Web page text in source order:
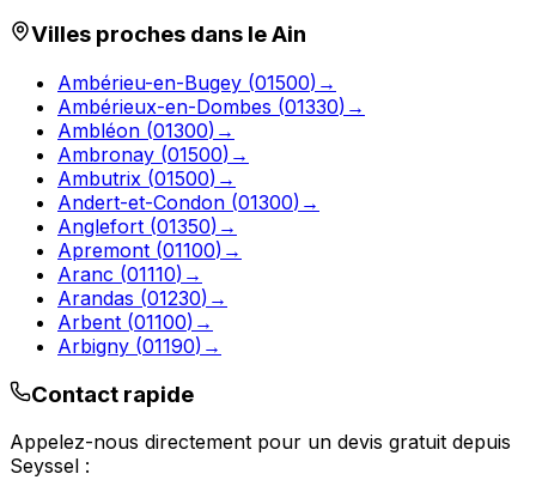
Villes proches dans leAin
Ambérieu-en-Bugey (01500) →
Ambérieux-en-Dombes (01330) →
Ambléon (01300) →
Ambronay (01500) →
Ambutrix (01500) →
Andert-et-Condon (01300) →
Anglefort (01350) →
Apremont (01100) →
Aranc (01110) →
Arandas (01230) →
Arbent (01100) →
Arbigny (01190) →
Contact rapide
Appelez-nous directement pour un devis gratuit depuis
Seyssel :